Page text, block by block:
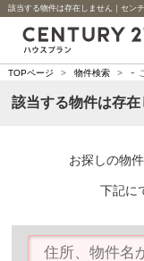
該当する物件は存在しません｜セン
TOPページ > 物件検索 > -
該当する物件は存
お探しの物
下記に